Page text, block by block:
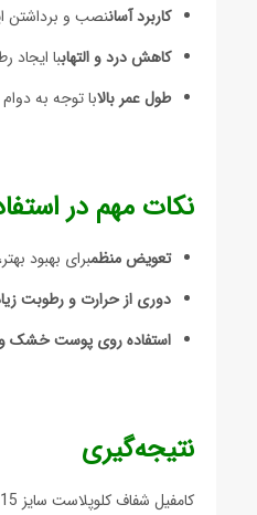
کاربرد آساننصب و برداشتن
کاهش درد و التهاببا ایجاد
طول عمر بالابا توجه به
نکات مهم در
تعویض منظمبرای بهبود
دوری از حرارت و رطوبت
استفاده روی پوست خشک و
نتیجه‌گیری